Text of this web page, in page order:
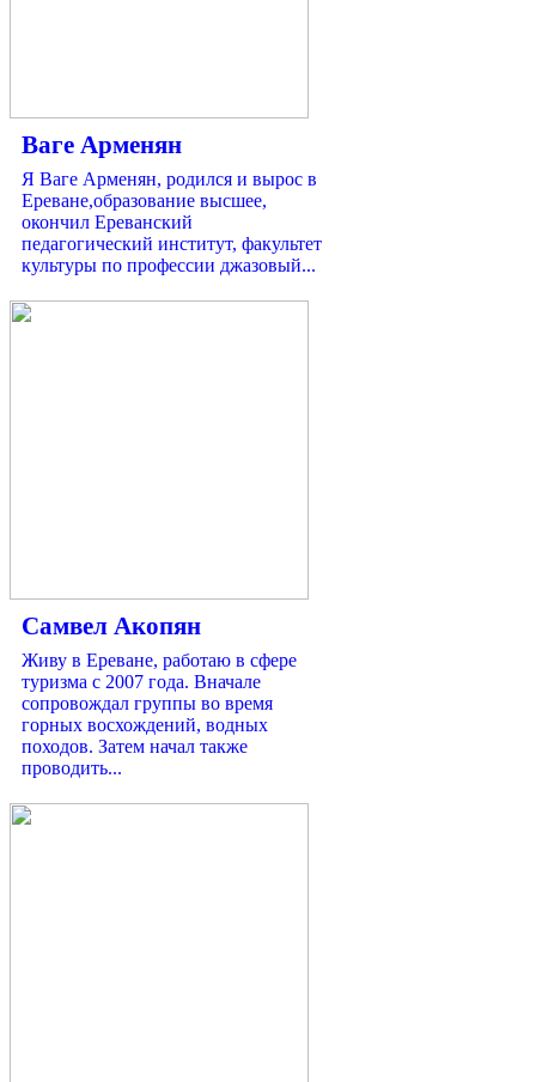
Ваге Арменян
Я Ваге Арменян, родился и вырос в
Ереване,образование высшее,
окончил Ереванский
педагогический институт, факультет
культуры по профессии джазовый...
Самвел Акопян
Живу в Ереване, работаю в сфере
туризма с 2007 года. Вначале
сопровождал группы во время
горных восхождений, водных
походов. Затем начал также
проводить...